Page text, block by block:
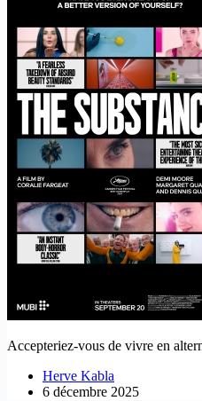
Accepteriez-vous de vivre en
Herve Kabla
6 décembre 2025